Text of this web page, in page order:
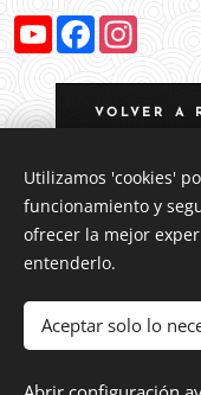
Y
o
T
u
b
F
e
o
t
g
m
VOLVER A
Utilizamos 'cookies'
funcionamiento y
ofrecer la mejor
entenderlo.
Aceptar solo lo